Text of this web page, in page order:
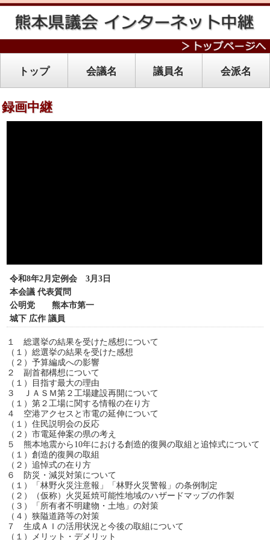
トップ 会議名 議員名 会派名
録画中継
令和8年2月定例会 3月3日
本会議 代表質問
公明党 熊本市第一
城下 広作 議員
１ 総選挙の結果を受けた感想について
（１）総選挙の結果を受けた感想
（２）予算編成への影響
２ 副首都構想について
（１）目指す最大の理由
３ ＪＡＳＭ第２工場建設再開について
（１）第２工場に関する情報の在り方
４ 空港アクセスと市電の延伸について
（１）住民説明会の反応
（２）市電延伸案の県の考え
５ 熊本地震から10年における創造的復興の取組と追悼式について
（１）創造的復興の取組
（２）追悼式の在り方
６ 防災・減災対策について
（１）「林野火災注意報」「林野火災警報」の条例制定
（２）（仮称）火災延焼可能性地域のハザードマップの作製
（３）「所有者不明建物・土地」の対策
（４）狭隘道路等の対策
７ 生成ＡＩの活用状況と今後の取組について
（１）メリット・デメリット